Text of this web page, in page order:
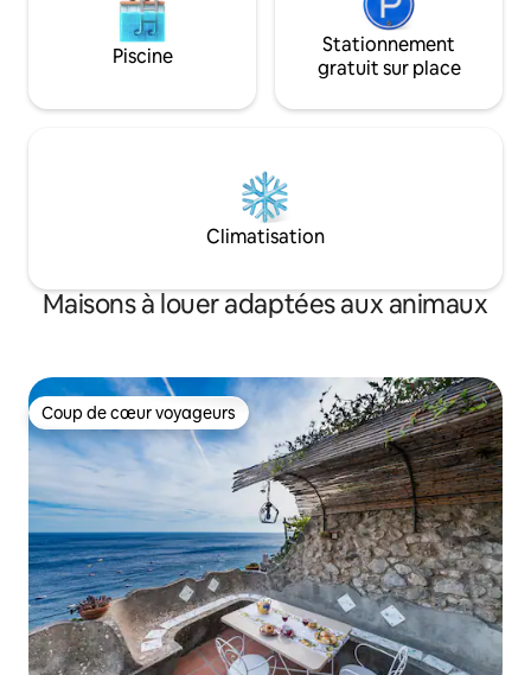
Piscine
Stationnement
gratuit sur place
Climatisation
Maisons à louer adaptées aux animaux
Coup de cœur voyageurs
Coup de cœur voyageurs